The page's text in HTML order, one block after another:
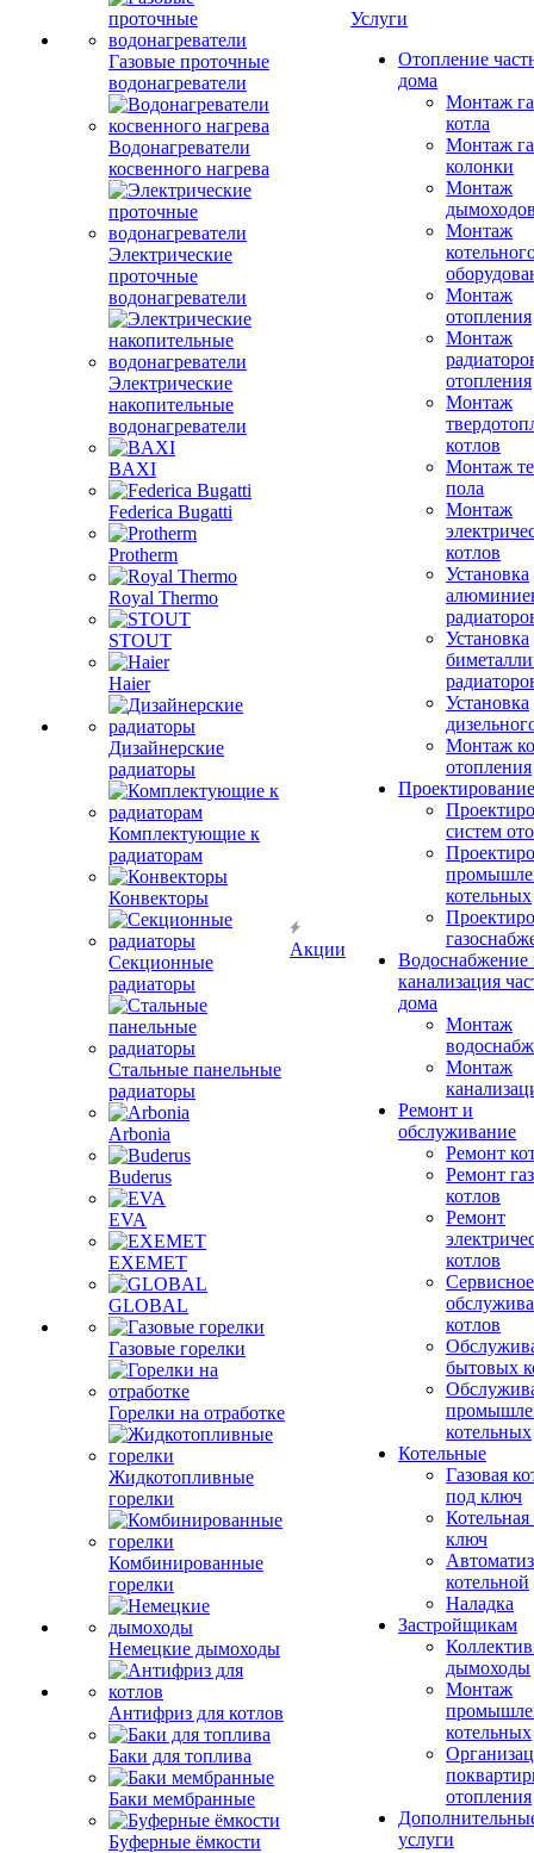
Газовые проточные
водонагреватели
Водонагреватели
косвенного нагрева
Электрические
проточные
водонагреватели
Электрические
накопительные
водонагреватели
BAXI
Federica Bugatti
Protherm
Royal Thermo
STOUT
Haier
Дизайнерские
радиаторы
Комплектующие к
радиаторам
Конвекторы
Секционные
радиаторы
Стальные панельные
радиаторы
Arbonia
Buderus
EVA
EXEMET
GLOBAL
Газовые горелки
Горелки на отработке
Жидкотопливные
горелки
Комбинированные
горелки
Немецкие дымоходы
Антифриз для котлов
Баки для топлива
Баки мембранные
Буферные ёмкости
Акции
Услуги
Отопление
дома
Монтаж
котла
Монтаж
колонки
Монтаж
Монтаж
Монтаж
отопления
Монтаж
отопления
Монтаж
котлов
Монтаж
пола
Монтаж
котлов
Установка
Установка
Установка
Монтаж
отопления
Проектирование
систем
котельных
Водоснабжение
канализация
дома
Монтаж
Монтаж
Ремонт и
обслуживание
Ремонт
Ремонт
котлов
Ремонт
котлов
Сервисное
котлов
бытовых
котельных
Котельные
Газовая
под ключ
ключ
котельной
Наладка
Застройщикам
дымоходы
Монтаж
котельных
отопления
услуги